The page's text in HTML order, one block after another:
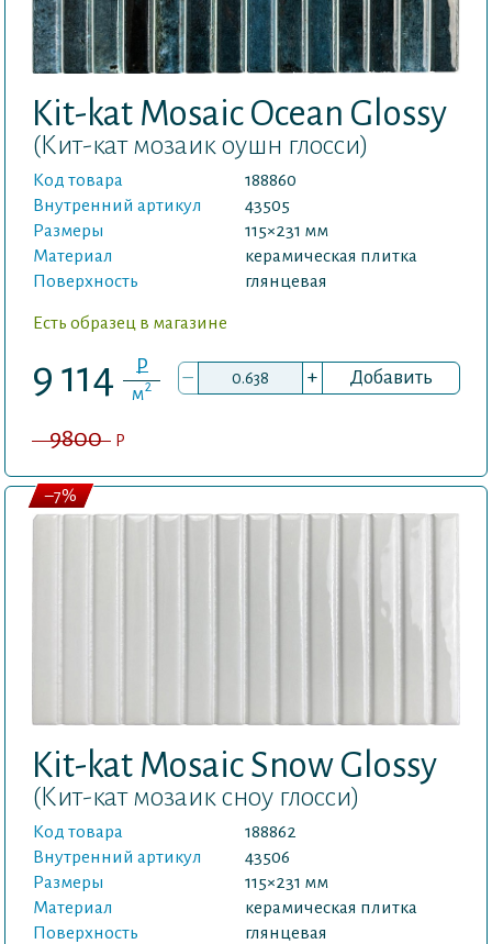
Kit-kat Mosaic Ocean Glossy
(Кит-кат мозаик оушн глосси)
Код товара
188860
Внутренний артикул
43505
Размеры
115×231 мм
Материал
керамическая плитка
Поверхность
глянцевая
Есть образец в магазине
9 114 P
м2 – + Добавить
9800 P
Kit-kat Mosaic Snow Glossy
(Кит-кат мозаик сноу глосси)
Код товара
188862
Внутренний артикул
43506
Размеры
115×231 мм
Материал
керамическая плитка
Поверхность
глянцевая
–7%